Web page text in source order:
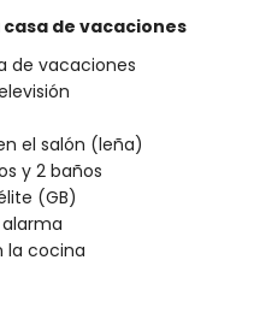
de vacaciones
de vacaciones
el salón (leña)
y 2 baños
(GB)
la cocina